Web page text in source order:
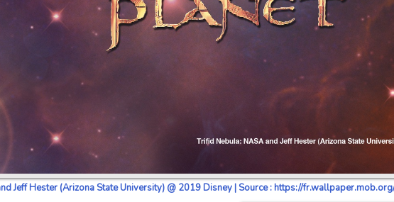
Jeff Hester (Arizona State University) @ 2019 Disney | Source : https://